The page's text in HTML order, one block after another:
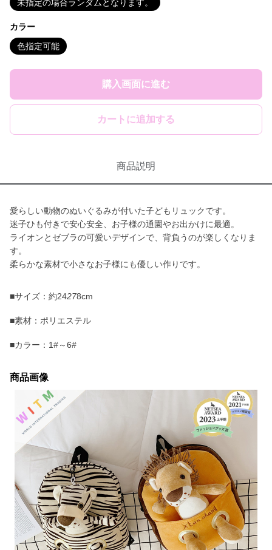
未指定の場合ランダムとなります。
カラー
色指定可能
購入画面に進む
カートに追加する
商品説明
愛らしい動物のぬいぐるみが付いた子どもリュックです。
迷子ひも付きで安心安全、お子様の通園やお出かけに最適。
ライオンとゼブラの可愛いデザインで、背負うのが楽しくなりま
す。
柔らかな素材で小さなお子様にも優しい作りです。
■サイズ：約24278cm
■素材：ポリエステル
■カラー：1#～6#
商品画像